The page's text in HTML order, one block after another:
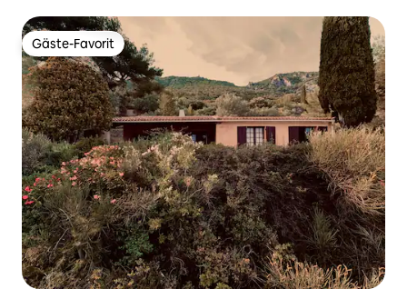
Gäste-Favorit
Gäste-Favorit